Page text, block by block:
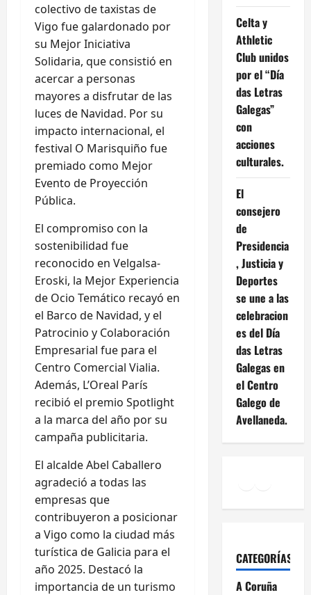
colectivo de taxistas de
Vigo fue galardonado por
su Mejor Iniciativa
Solidaria, que consistió en
acercar a personas
mayores a disfrutar de las
luces de Navidad. Por su
impacto internacional, el
festival O Marisquiño fue
premiado como Mejor
Evento de Proyección
Pública.
El compromiso con la
sostenibilidad fue
reconocido en Velgalsa-
Eroski, la Mejor Experiencia
de Ocio Temático recayó en
el Barco de Navidad, y el
Patrocinio y Colaboración
Empresarial fue para el
Centro Comercial Vialia.
Además, L’Oreal París
recibió el premio Spotlight
a la marca del año por su
campaña publicitaria.
El alcalde Abel Caballero
agradeció a todas las
empresas que
contribuyeron a posicionar
a Vigo como la ciudad más
turística de Galicia para el
año 2025. Destacó la
importancia de un turismo
Celta y
Athletic
Club unidos
por el “Día
das Letras
Galegas”
con
acciones
culturales.
El
consejero
de
Presidencia
, Justicia y
Deportes
se une a las
celebracion
es del Día
das Letras
Galegas en
el Centro
Galego de
Avellaneda.
CATEGORÍAS
A Coruña